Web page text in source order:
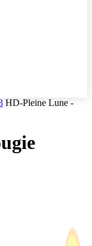
HD-Pleine Lune -